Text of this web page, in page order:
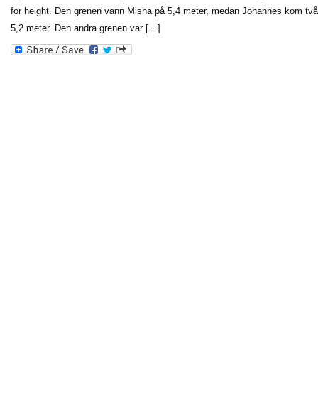
for height. Den grenen vann Misha på 5,4 meter, medan Johannes kom
5,2 meter. Den andra grenen var […]